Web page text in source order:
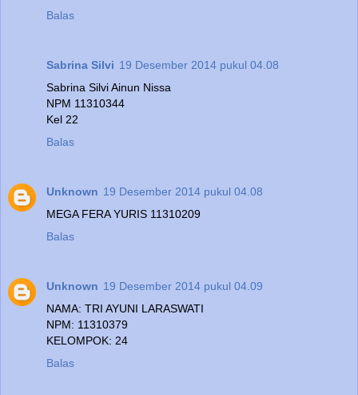
Balas
Sabrina Silvi 19 Desember 2014 pukul 04.08
Sabrina Silvi Ainun Nissa
NPM 11310344
Kel 22
Balas
Unknown 19 Desember 2014 pukul 04.08
MEGA FERA YURIS 11310209
Balas
Unknown 19 Desember 2014 pukul 04.09
NAMA: TRI AYUNI LARASWATI
NPM: 11310379
KELOMPOK: 24
Balas